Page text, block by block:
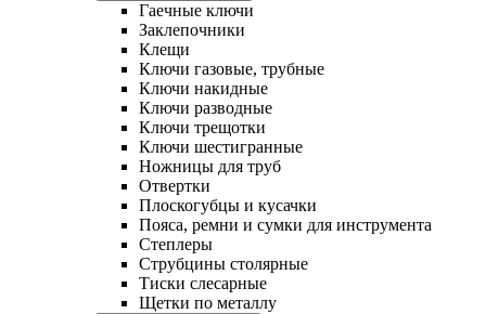
Гаечные ключи
Заклепочники
Клещи
Ключи газовые, трубные
Ключи накидные
Ключи разводные
Ключи трещотки
Ключи шестигранные
Ножницы для труб
Отвертки
Плоскогубцы и кусачки
Пояса, ремни и сумки для инструмента
Степлеры
Струбцины столярные
Тиски слесарные
Щетки по металлу